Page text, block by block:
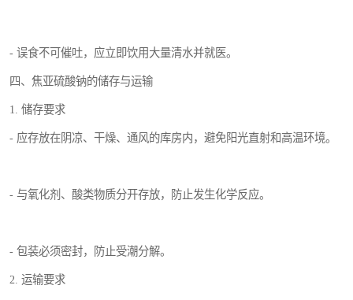
- 误食不可催吐，应立即饮用大量清水并就医。
四、焦亚硫酸钠的储存与运输
1. 储存要求
- 应存放在阴凉、干燥、通风的库房内，避免阳光直射和高温环境。
- 与氧化剂、酸类物质分开存放，防止发生化学反应。
- 包装必须密封，防止受潮分解。
2. 运输要求